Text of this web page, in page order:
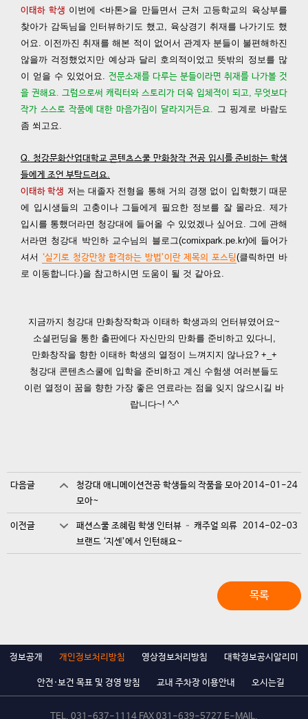
이태하 학생 이번에 <바톤>을 만들면서 근처 고등학교의 육상부를
찾아가 감독님을 인터뷰하기도 했고, 육상경기 취재를 나가기도 했
어요. 이전까진 취재를 해본 적이 없어서 관계자 분들이 불편해하진
않을까 걱정했었지만 예상과 달리 호의적이었고 뜻밖의 정보를 많
이 얻을 수 있었어요. 전문소재를 다루는 분들이라면 취재를 나가볼 것
을 권해요. 그럼으로써 캐릭터와 스토리가 더욱 입체적이 되고, 무엇보다
작가 스스로 작품에 대한 마음가짐이 달라지거든요. 그 핑계로 바람도
좀 쐬고요.
Q. 청강문화산업대학교 콘텐츠스쿨 만화창작 전공 입시를 준비하는 학생
들에게 조언 부탁드려요.
이태하 학생 저는 대졸자 전형을 통해 거의 경쟁 없이 입학했기 때문
에 입시생들의 고충이나 그들에게 필요한 정보를 잘 몰라요. 제가
입시를 통했더라면 청강대에 들어올 수 있었겠나 싶어요. 그에 관해
서라면 청강대 박인하 교수님의 블로그(comixpark.pe.kr)에 들어가
셔서 ‘실기로 청강만창 합격하는 방법’이란 제목의 포스팅(클릭하면 바
로 이동합니다.)을 참고하시면 도움이 될 것 같아요.
지금까지 청강대 만화창작학과 이태하 학생과의 언터뷰였어요~
소셜펀딩을 통한 출판에다 자신만의 만화를 준비하고 있다니,
만화창작을 향한 이태하 학생의 열정이 느껴지지 않나요? +_+
청강대 콘텐츠스쿨에 입학을 준비하고 계신 수험생 여러분들도
이런 열정이 꿈을 향한 가장 좋은 연료라는 점을 잊지 않으시길 바
랍니다~! ^-^
다음글
청강대 애니메이션전공 학생들의 작품을 모아
모아~
2014-01-24
이전글
패션스쿨 조혜림 학생 인터뷰 – 캐주얼 의류
브랜드 ‘지센’에서 인턴해요~
2014-02-03
목록
정보공개 개인정보처리방침 영상정보처리방침 대학정보공시알리미
안전·보건 목표 및 경영 방침 교내 주차장 이용안내 오시는길
TEL. 031-637-1114 FAX 031-639-5727 E-MAIL.